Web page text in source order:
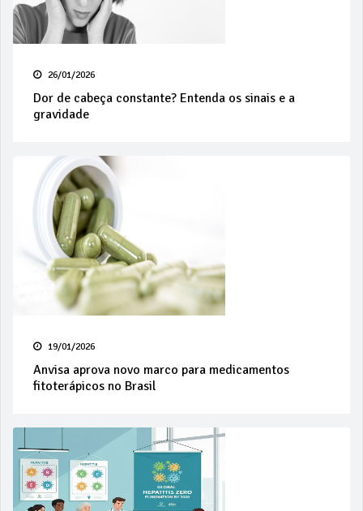
26/01/2026
Dor de cabeça constante? Entenda os sinais e a
gravidade
19/01/2026
Anvisa aprova novo marco para medicamentos
fitoterápicos no Brasil